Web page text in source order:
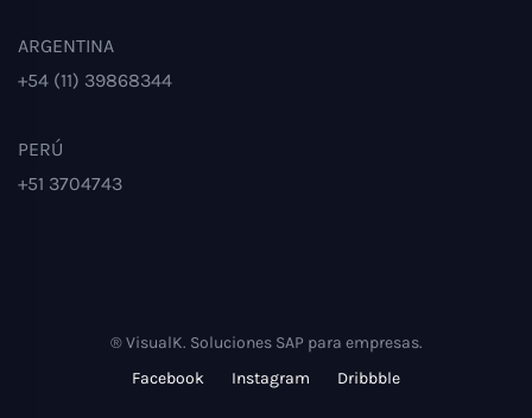
ARGENTINA
+54 (11) 39868344
PERÚ
+51 3704743
® VisualK. Soluciones SAP para empresas.
Facebook
Instagram Dribbble